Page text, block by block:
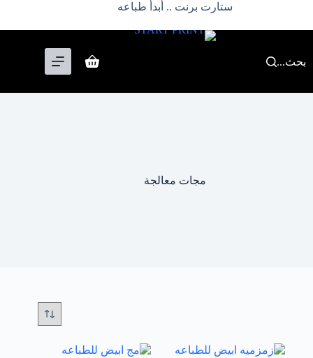
المحتوى
ستارت برنت .. أبدأ طباعه
بحث...
عربة
مجات معالجة